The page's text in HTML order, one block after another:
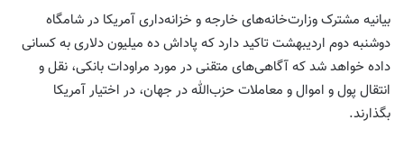
بیانیه مشترک وزارت‌خانه‌های خارجه و خزانه‌داری آمریکا در شامگاه
دوشنبه دوم اردیبهشت تاکید دارد که پاداش ده میلیون دلاری به کسانی
داده خواهد شد که آگاهی‌های متقنی در مورد مراودات بانکی، نقل و
انتقال پول و اموال و معاملات حزب‌الله در جهان، در اختیار آمریکا
بگذارند.